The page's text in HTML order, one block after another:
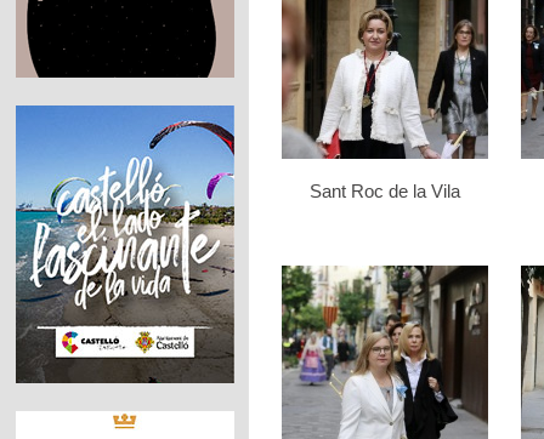
Sant Roc de la Vila